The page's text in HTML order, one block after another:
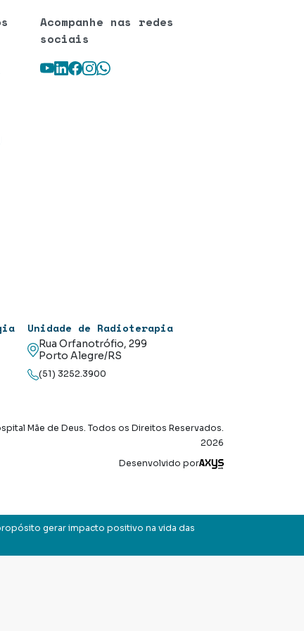
Acompanhe nas redes
sociais
Youtube
LinkedIn
Facebook
Instagram
WhatsApp
Unidade de Radioterapia
Rua Orfanotrófio, 299
Porto Alegre/RS
(51) 3252.3900
Mãe de Deus. Todos os Direitos Reservados.
2026
Desenvolvido por
Axysweb
gerar impacto positivo na vida das